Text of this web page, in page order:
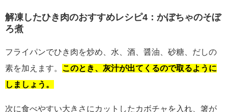
解凍したひき肉のおすすめレシピ4：かぼちゃのそぼ
ろ煮
フライパンでひき肉を炒め、水、酒、醤油、砂糖、だしの
素を加えます。 このとき、灰汁が出てくるので取るように
しましょう。
次に食べやすい大きさにカットしたカボチャを入れ、箸が